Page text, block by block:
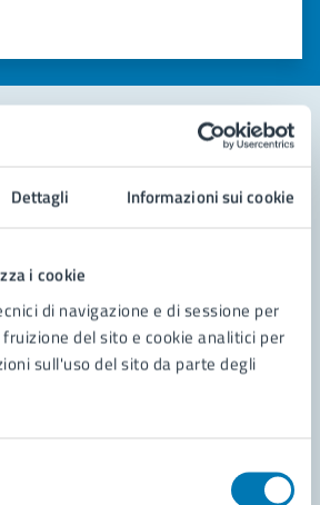
Dettagli Informazioni sui cookie
i cookie
di navigazione e di sessione per
del sito e cookie analitici per
sull'uso del sito da parte degli
informazioni (da 1 a 5 stelle)
di stelle per valutare la chiarezza delle
5 stelle su 5
stelle su 5
su 5
5
frequenti